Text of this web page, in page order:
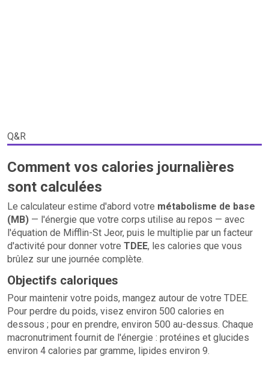
Q&R
Comment vos calories journalières
sont calculées
Le calculateur estime d'abord votre métabolisme de base
(MB) — l'énergie que votre corps utilise au repos — avec
l'équation de Mifflin-St Jeor, puis le multiplie par un facteur
d'activité pour donner votre TDEE, les calories que vous
brûlez sur une journée complète.
Objectifs caloriques
Pour maintenir votre poids, mangez autour de votre TDEE.
Pour perdre du poids, visez environ 500 calories en
dessous ; pour en prendre, environ 500 au-dessus. Chaque
macronutriment fournit de l'énergie : protéines et glucides
environ 4 calories par gramme, lipides environ 9.